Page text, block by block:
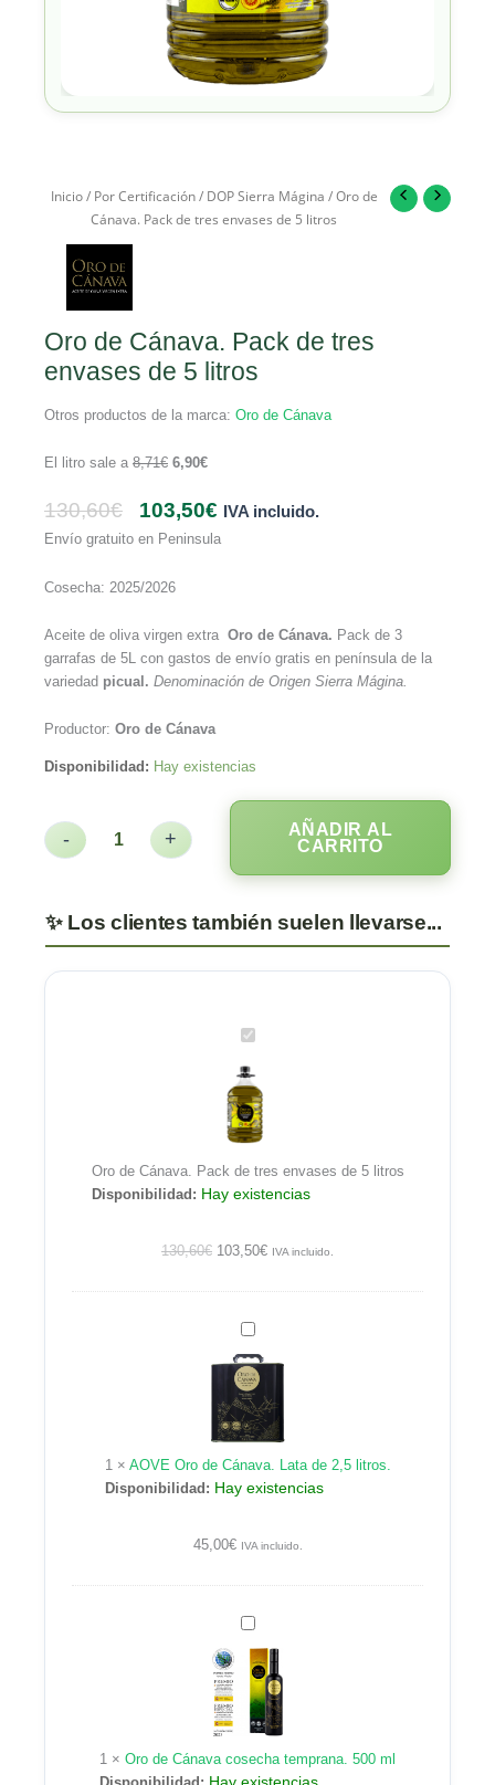
Inicio/ Por Certificación/ DOP Sierra Mágina / Oro de
Cánava. Pack de tres envases de 5 litros
Oro de Cánava. Pack de tres
envases de 5 litros
Otros productos de la marca: Oro de Cánava
El litro sale a 8,71€ 6,90€
130,60€ 103,50€ IVA incluido.
Envío gratuito en Peninsula
Cosecha: 2025/2026
Aceite de oliva virgen extra Oro de Cánava. Pack de 3
garrafas de 5L con gastos de envío gratis en península de la
variedad picual. Denominación de Origen Sierra Mágina.
Productor: Oro de Cánava
Disponibilidad: Hay existencias
- +
AÑADIR AL
CARRITO
Oro
Cánava.
Pack
de
envases
de
litros
Oro de Cánava. Pack de tres envases de 5 litros
Disponibilidad: Hay existencias
130,60€ 103,50€ IVA incluido.
AOVE
Oro
de
Cánava.
Lata
de
2,5
litros.
1× AOVE Oro de Cánava. Lata de 2,5 litros.
Disponibilidad: Hay existencias
45,00€ IVA incluido.
Oro
de
Cánava
cosecha
temprana.
ml
1 × Oro de Cánava cosecha temprana. 500 ml